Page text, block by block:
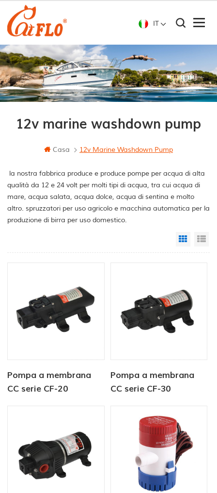
IT
12v marine washdown pump
Casa 12v Marine Washdown Pump
la nostra fabbrica produce e produce pompe per acqua di alta
qualità da 12 e 24 volt per molti tipi di acqua, tra cui acqua di
mare, acqua salata, acqua dolce, acqua di sentina e molto
altro. spruzzatori per uso agricolo e macchina automatica per la
produzione di birra per uso domestico.
Grid
Pompa a membrana
CC serie CF-20
Pompa a membrana
CC serie CF-30
80-100PSI pompa per
acqua dolce pompa
marina